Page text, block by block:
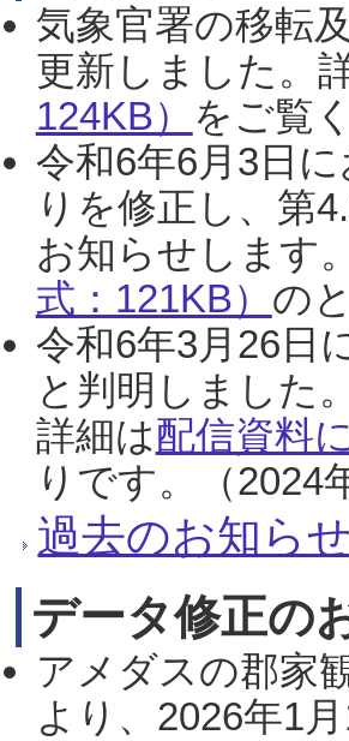
気象官署の移転
更新しました。
124KB） をご覧
令和6年6月3日
りを修正し、第
お知らせします
式：121KB） の
令和6年3月26日
と判明しました
詳細は配信資料
りです。（2024
過去のお知らせ
データ修正の
アメダスの郡家
より、2026年1